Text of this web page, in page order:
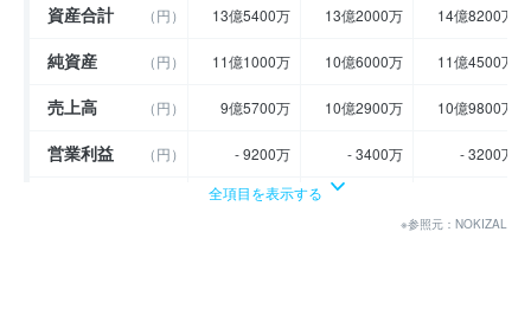
資産合計 （円） 13億5400万 13億2000万 14億8200万
純資産 （円） 11億1000万 10億6000万 11億4500万
売上高 （円） 9億5700万 10億2900万 10億9800万
営業利益 （円） - 9200万 - 3400万 - 3200万
- 8300万
全項目を表示する
※参照元：NOKIZAL